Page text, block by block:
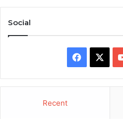
Social
Facebook
Recent